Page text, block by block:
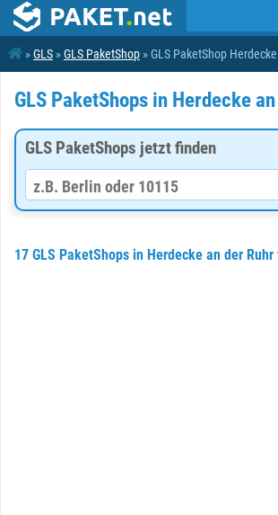
»GLS »GLS PaketShop » GLS PaketShop
GLS PaketShops in Herdecke
GLS PaketShops jetzt finden
17 GLS PaketShops in Herdecke an der